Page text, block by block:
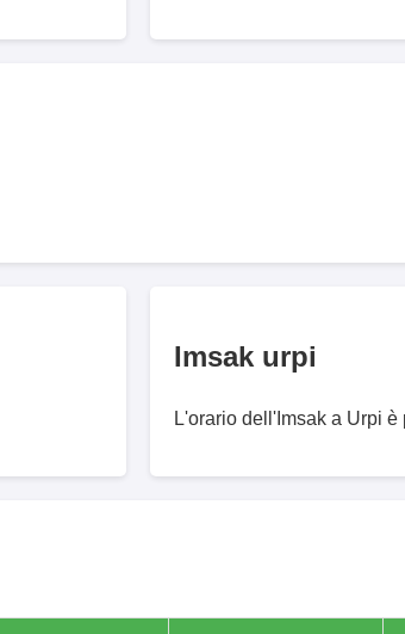
Imsak urpi
L'orario dell'Imsak a Urpi